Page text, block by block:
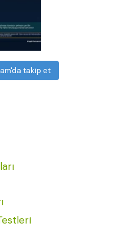
takip et